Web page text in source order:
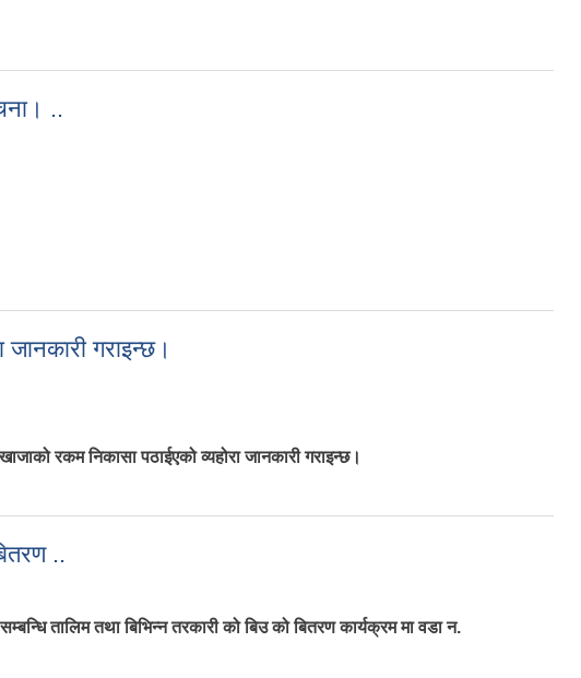
..
गराइन्छ।
रकम निकासा पठाईएको व्यहोरा जानकारी गराइन्छ।
..
तालिम तथा बिभिन्न तरकारी को बिउ को बितरण कार्यक्रम मा वडा न.